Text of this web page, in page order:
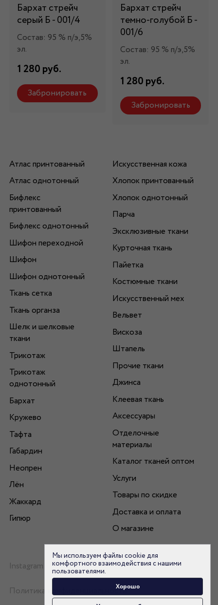
Бархат стрейч
серый Б - 001/4
Состав: 95 % п/э,5%
эл.
1 280 руб.
Забронировать
Бархат стрейч
темно-голубой Б -
001/6
Состав: 95 % п/э,5%
эл.
1 280 руб.
Забронировать
Атлас принтованный
Атлас однотонный
Бифлекс
принтованный
Бифлекс однотонный
Шифон переходной
Шифон
Шифон однотонный
Ткань сетка
Ткань органза
Шелк и шелковые
ткани
Трикотаж
Трикотаж
однотонный
Бархат
Кружево
Тафта
Габардин
Неопрен
Лён
Жаккард
Гипюр
Искусственная кожа
Хлопок принтованный
Хлопок однотонный
Парча
Эксклюзивные ткани
Курточная ткань
Пайетка
Костюмные ткани
Искусственный мех
Вельвет
Вискоза
Штапель
Прочие ткани
Джинса
Клеевая ткань
Аксессуары
Отделочные
материалы
Каталог тканей оптом
Услуги
Товары по скидке
Доставка и оплата
О магазине
Instagram
Политика конфиденциальности
Мы используем файлы cookie для
комфортного взаимодействия с нашими
пользователями.
Хорошо